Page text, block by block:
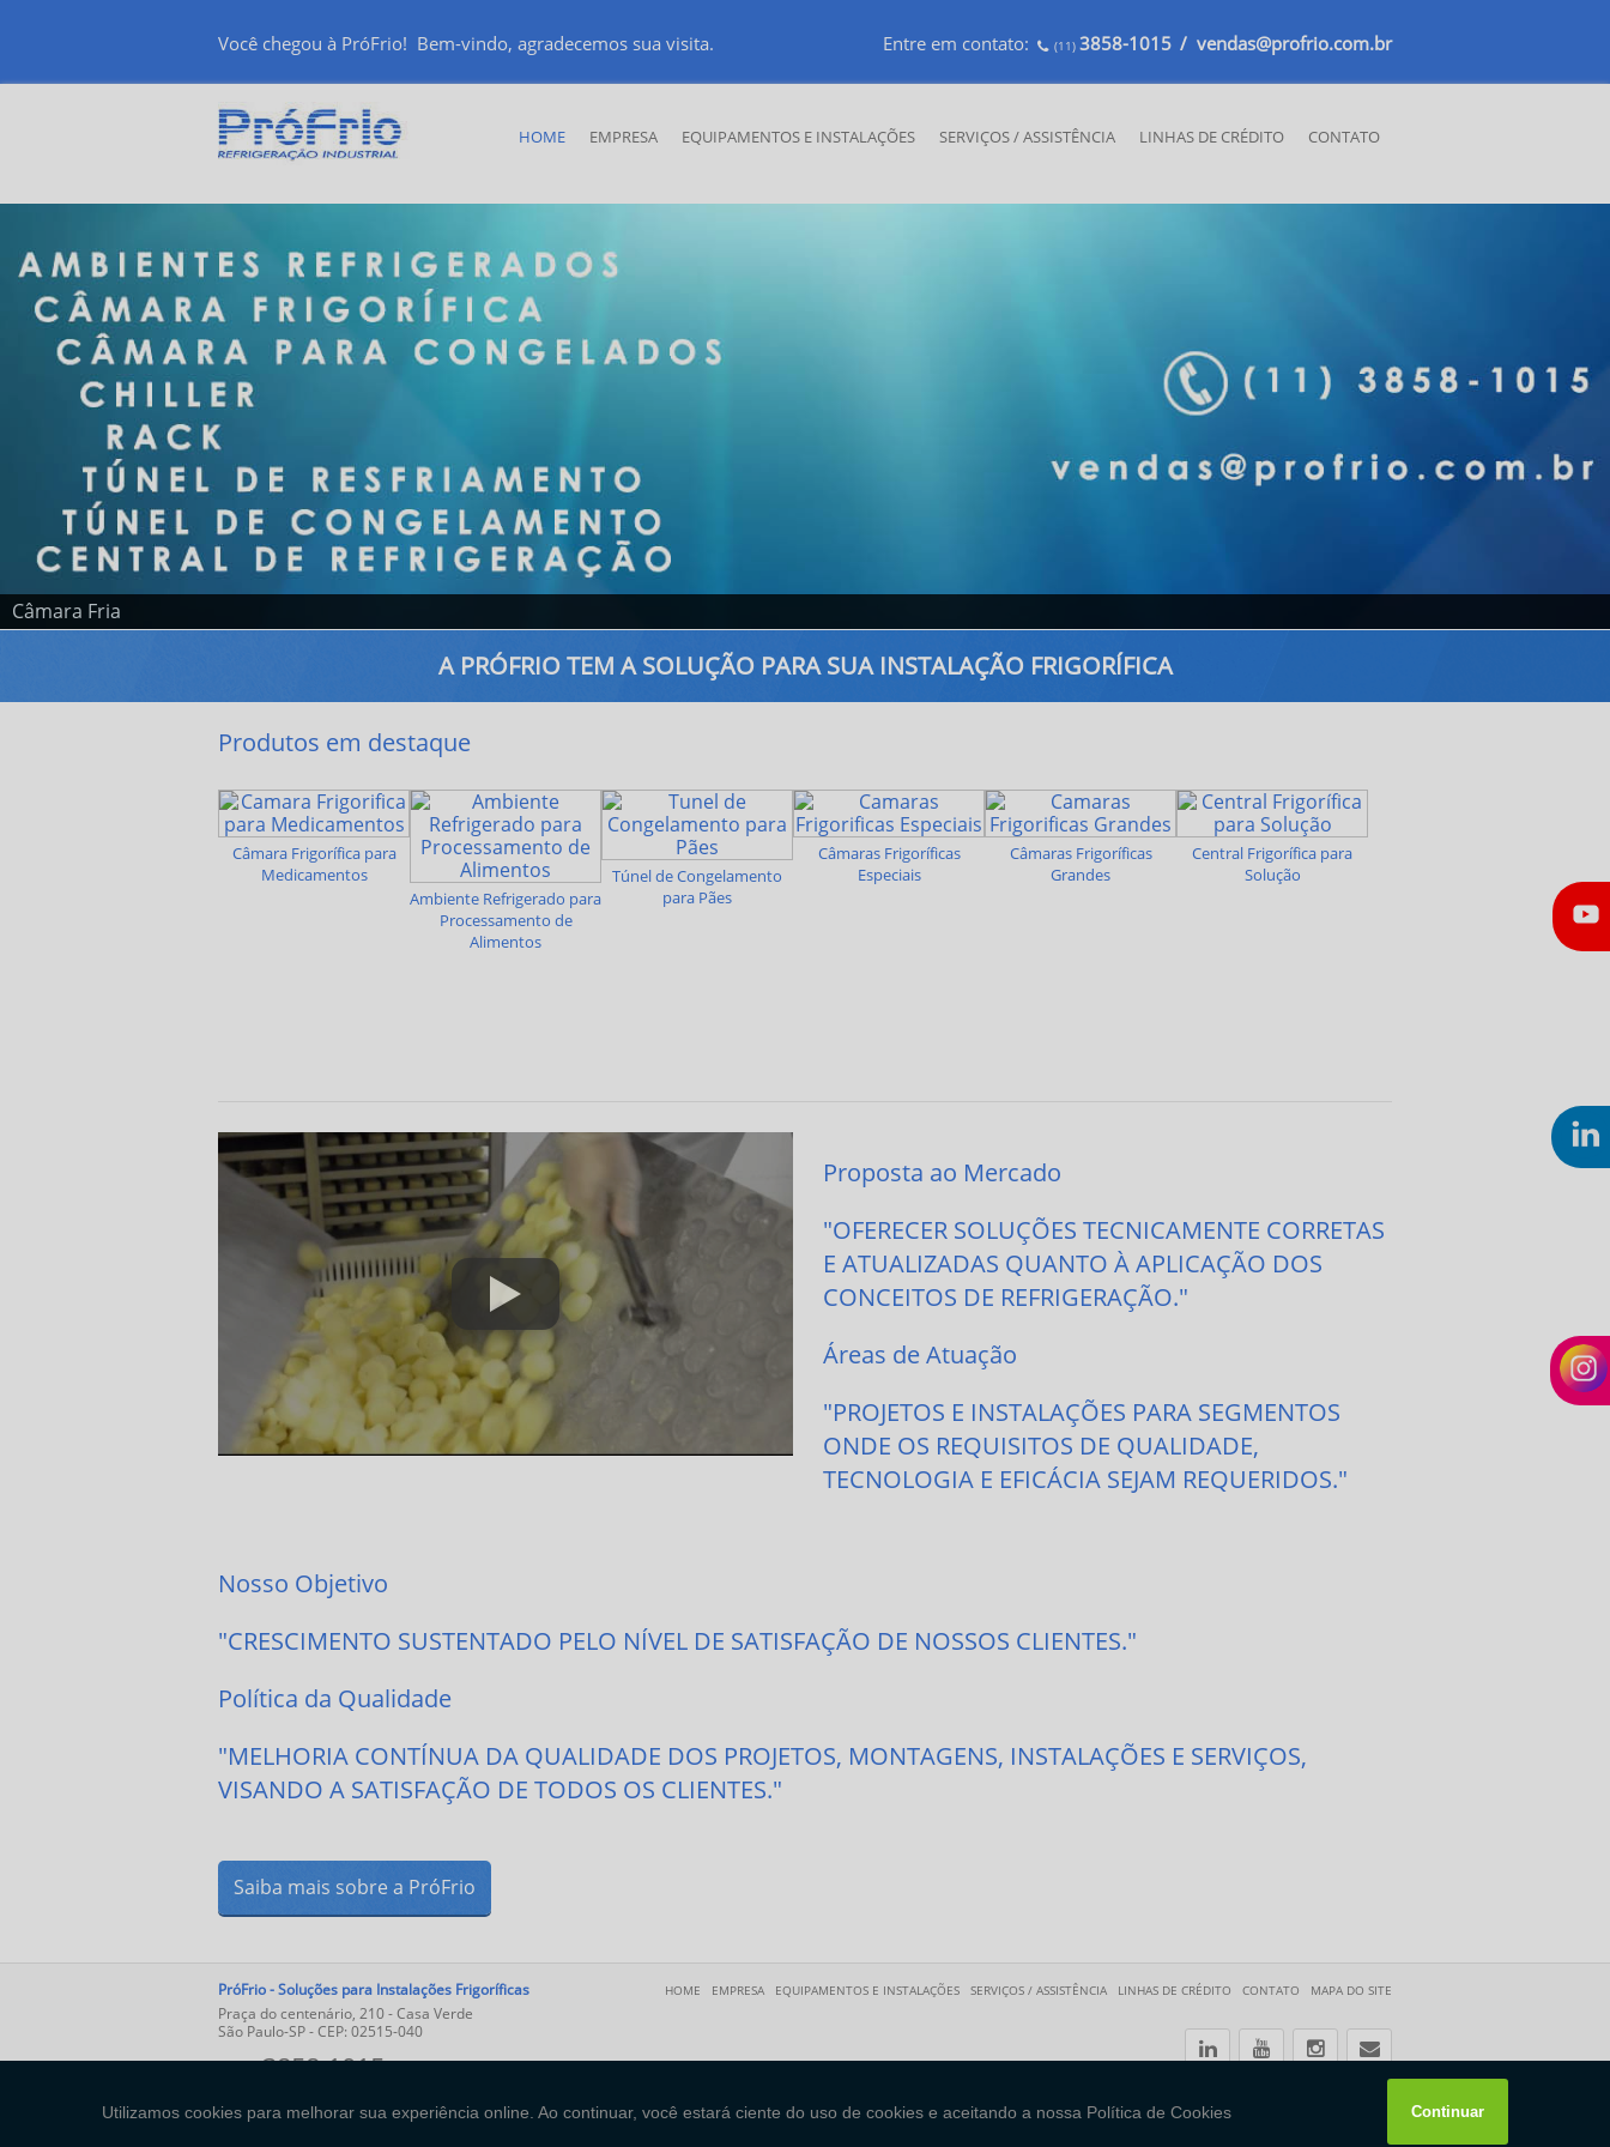
Você chegou à PróFrio! Bem-vindo, agradecemos sua visita. Entre em contato: (11) 3858-1015 / vendas@profrio.com.br
HOME EMPRESA EQUIPAMENTOS E INSTALAÇÕES SERVIÇOS / ASSISTÊNCIA LINHAS DE CRÉDITO CONTATO
Câmara Fria
A PRÓFRIO TEM A SOLUÇÃO PARA SUA INSTALAÇÃO FRIGORÍFICA
Produtos em destaque
Câmara Frigorífica para
Medicamentos
Ambiente Refrigerado para
Processamento de
Alimentos
Túnel de Congelamento
para Pães
Câmaras Frigoríficas
Especiais
Câmaras Frigoríficas
Grandes
Central Frigorífica para
Solução
Proposta ao Mercado
"OFERECER SOLUÇÕES TECNICAMENTE CORRETAS
E ATUALIZADAS QUANTO À APLICAÇÃO DOS
CONCEITOS DE REFRIGERAÇÃO."
Áreas de Atuação
"PROJETOS E INSTALAÇÕES PARA SEGMENTOS
ONDE OS REQUISITOS DE QUALIDADE,
TECNOLOGIA E EFICÁCIA SEJAM REQUERIDOS."
Nosso Objetivo
"CRESCIMENTO SUSTENTADO PELO NÍVEL DE SATISFAÇÃO DE NOSSOS CLIENTES."
Política da Qualidade
"MELHORIA CONTÍNUA DA QUALIDADE DOS PROJETOS, MONTAGENS, INSTALAÇÕES E SERVIÇOS,
VISANDO A SATISFAÇÃO DE TODOS OS CLIENTES."
Saiba mais sobre a PróFrio
PróFrio - Soluções para Instalações Frigoríficas
Praça do centenário, 210 - Casa Verde
São Paulo-SP - CEP: 02515-040
3858-1015
HOME EMPRESA EQUIPAMENTOS E INSTALAÇÕES SERVIÇOS / ASSISTÊNCIA LINHAS DE CRÉDITO CONTATO MAPA DO SITE